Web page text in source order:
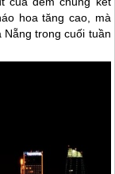
hoa tăng cao, mà
Nẵng trong cuối tuần